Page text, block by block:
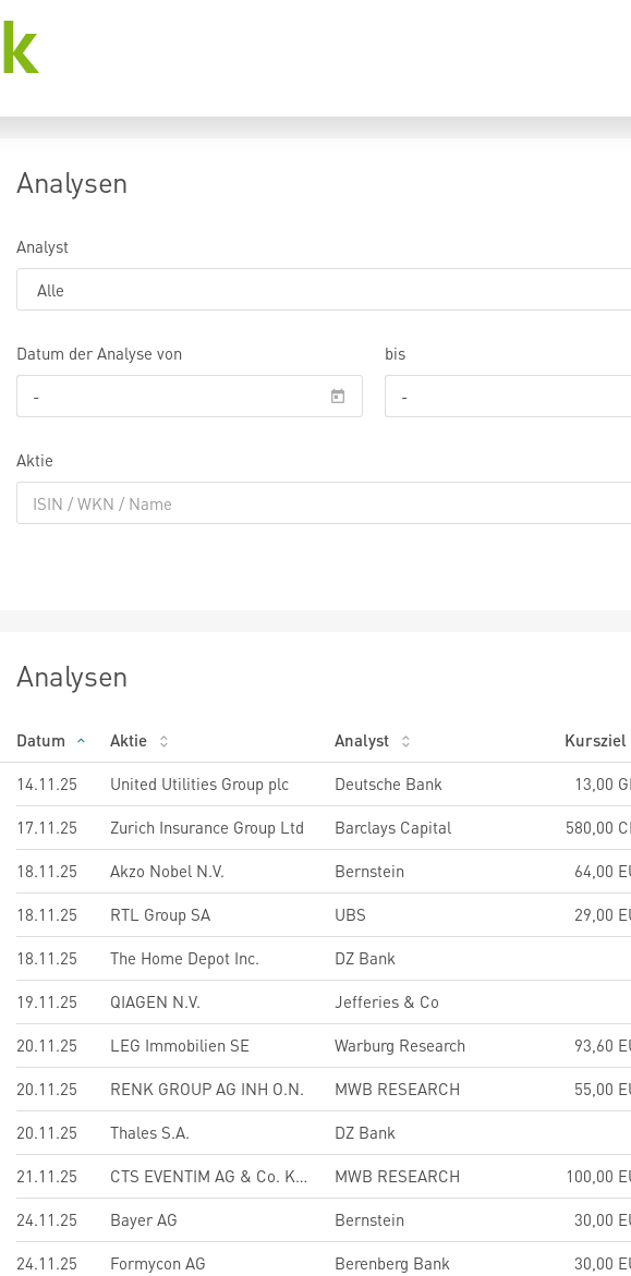
Analysen
Analyst
Datum der Analyse von bis
Aktie
Analysen
Datum Aktie Analyst Kursziel
14.11.25
United Utilities Group plc Deutsche Bank 13,00
17.11.25
Zurich Insurance Group Ltd Barclays Capital 580,00
18.11.25
Akzo Nobel N.V. Bernstein 64,00
18.11.25
RTL Group SA UBS 29,00
18.11.25
The Home Depot Inc. DZ Bank
19.11.25
QIAGEN N.V. Jefferies & Co
20.11.25
LEG Immobilien SE Warburg Research 93,60
20.11.25
RENK GROUP AG INH O.N. MWB RESEARCH 55,00
20.11.25
Thales S.A. DZ Bank
21.11.25
CTS EVENTIM AG & Co. KGaA MWB RESEARCH 100,00
24.11.25
Bayer AG Bernstein 30,00
24.11.25
Formycon AG Berenberg Bank 30,00